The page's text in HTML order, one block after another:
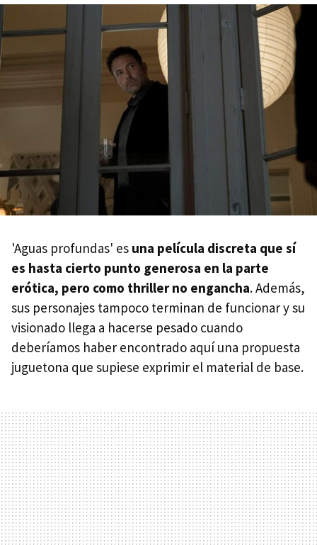
'Aguas profundas' es una película discreta que sí
es hasta cierto punto generosa en la parte
erótica, pero como thriller no engancha. Además,
sus personajes tampoco terminan de funcionar y su
visionado llega a hacerse pesado cuando
deberíamos haber encontrado aquí una propuesta
juguetona que supiese exprimir el material de base.